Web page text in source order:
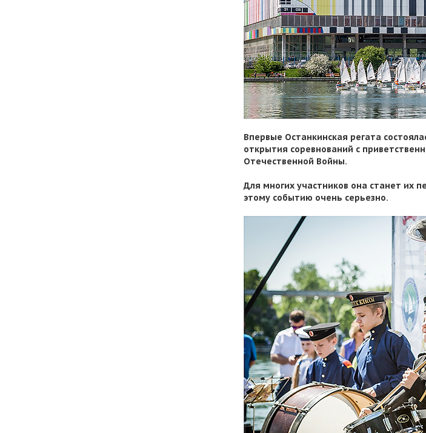
Впервые Останкинская регата
открытия соревнований с
Отечественной Войны.
Для многих участников она станет их
этому событию очень серьезно.